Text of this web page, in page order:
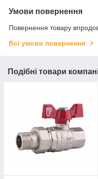
Умови повернення
Повернення товару
Всі умови повернення
Подібні товари